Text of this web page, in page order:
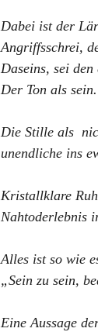
Dabei ist der
Angriffsschrei,
Daseins, sei
Der Ton als sein.
Die Stille als
unendliche ins
Kristallklare
Nahtoderlebnis
Alles ist so wie
„Sein zu sein,
Eine Aussage